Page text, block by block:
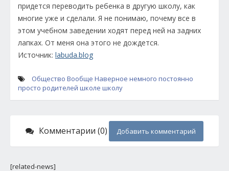
придется переводить ребенка в другую школу, как
многие уже и сделали. Я не понимаю, почему все в
этом учебном заведении ходят перед ней на задних
лапках. От меня она этого не дождется.
Источник: labuda.blog
Общество Вообще Наверное немного постоянно
просто родителей школе школу
Комментарии (0) Добавить комментарий
[related-news]